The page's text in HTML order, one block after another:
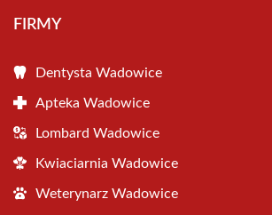
FIRMY
Dentysta Wadowice
Apteka Wadowice
Lombard Wadowice
Kwiaciarnia Wadowice
Weterynarz Wadowice